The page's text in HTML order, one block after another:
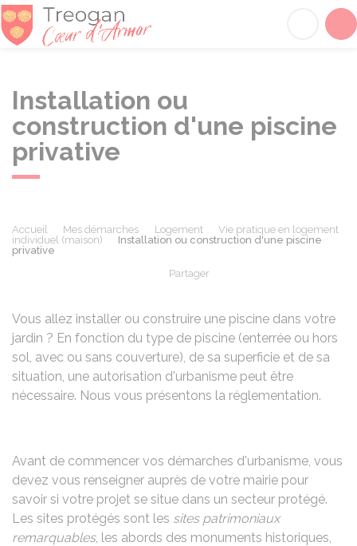
Installation ou
construction d'une piscine
privative
Accueil Mes démarches Logement
Vie pratique en logement
individuel (maison)
Installation ou construction d'une piscine
privative
Partager
Vous allez installer ou construire une piscine dans votre
jardin ? En fonction du type de piscine (enterrée ou hors
sol, avec ou sans couverture), de sa superficie et de sa
situation, une autorisation d'urbanisme peut être
nécessaire. Nous vous présentons la réglementation.
Avant de commencer vos démarches d'urbanisme, vous
devez vous renseigner auprès de votre mairie pour
savoir si votre projet se situe dans un secteur protégé.
Les sites protégés sont les sites patrimoniaux
remarquables, les abords des monuments historiques,